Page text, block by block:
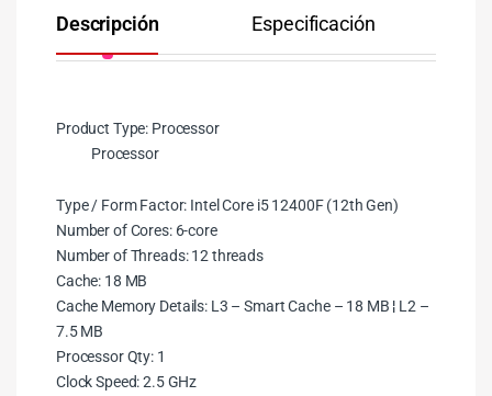
Descripción Especificación
Product Type: Processor
Processor
Type / Form Factor: Intel Core i5 12400F (12th Gen)
Number of Cores: 6-core
Number of Threads: 12 threads
Cache: 18 MB
Cache Memory Details: L3 – Smart Cache – 18 MB ¦ L2 –
7.5 MB
Processor Qty: 1
Clock Speed: 2.5 GHz